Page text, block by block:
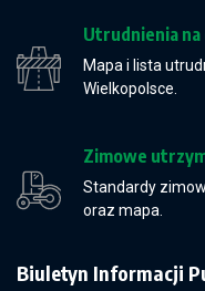
Utrudnienia na
Mapa i lista
Wielkopolsce.
Zimowe
Standardy
oraz mapa.
Biuletyn Informacji